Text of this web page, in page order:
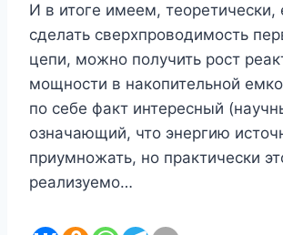
И в итоге имеем, теоретически,
сделать сверхпроводимость
цепи, можно получить рост
мощности в накопительной
по себе факт интересный
означающий, что энергию
приумножать, но практически
реализуемо…